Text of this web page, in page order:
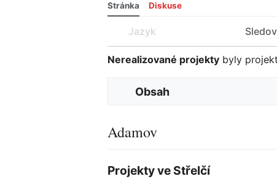
Stránka Diskuse
Jazyk
Nerealizované projekty byly
Obsah
Adamov
Projekty ve Střelčí